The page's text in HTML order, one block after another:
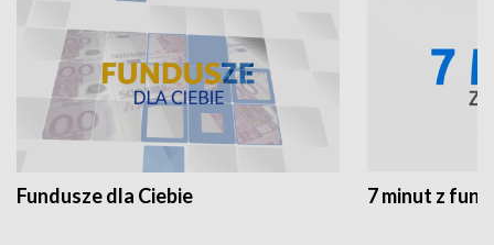
Fundusze dla Ciebie 7 minut z